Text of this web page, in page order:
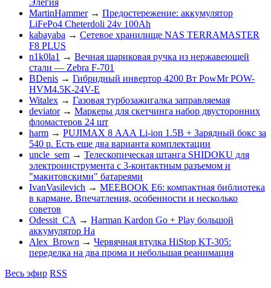
Элегия
MartinHammer → Предостережение: аккумулятор
LiFePo4 Cheterdoli 24v 100Ah
kabayaba → Сетевое хранилище NAS TERRAMASTER
F8 PLUS
n1k0la1 → Вечная шариковая ручка из нержавеющей
стали — Zebra F-701
BDenis → Гибридный инвертор 4200 Вт PowMr POW-
HVM4.5K-24V-E
Witalex → Газовая турбозажигалка заправляемая
deviator → Маркеры для скетчинга набор двусторонних
фломастеров 24 шт
harm → PUJIMAX 8 ААА Li-ion 1.5В + Зарядный бокс за
540 р. Есть еще два варианта комплектации
uncle_sem → Телескопическая штанга SHIDOKU для
электроинструмента с 3-контактным разъемом и
"макитовскими" батареями
IvanVasilevich → MEEBOOK E6: компактная библиотека
в кармане. Впечатления, особенности и несколько
советов
Odessit_CA → Harman Kardon Go + Play большой
аккумулятор На
Alex_Brown → Червячная втулка HiStop KT-305:
переделка на два прома и небольшая реанимация
Весь эфир RSS